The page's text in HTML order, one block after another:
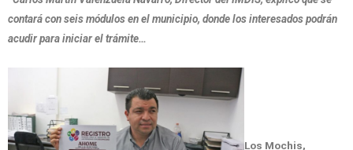
contará con seis módulos en el municipio, donde los interesados podrán
acudir para iniciar el trámite…
Los Mochis,